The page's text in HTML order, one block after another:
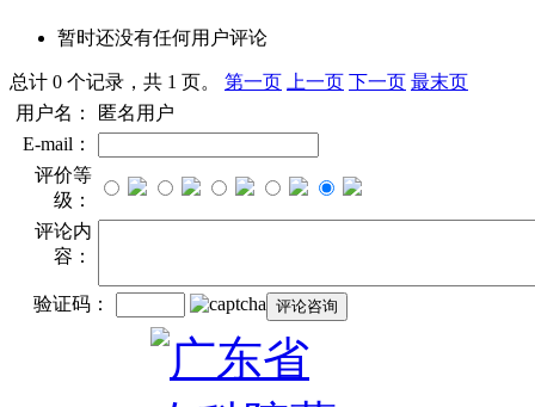
暂时还没有任何用户评论
总计 0 个记录，共 1 页。 第一页 上一页 下一页 最末页
用户名：
匿名用户
E-mail：
评价等
级：
评论内
容：
验证码：